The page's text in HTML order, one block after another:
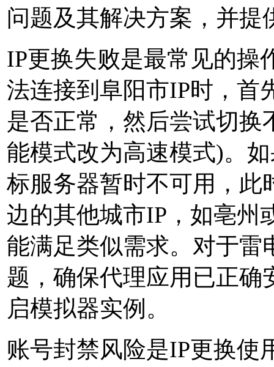
问题及其解决方案，并提
IP更换失败是最常见的操
法连接到阜阳市IP时，首
是否正常，然后尝试切换
能模式改为高速模式)。
标服务器暂时不可用，此
边的其他城市IP，如亳州
能满足类似需求。对于雷
题，确保代理应用已正确
启模拟器实例。
账号封禁风险是IP更换使